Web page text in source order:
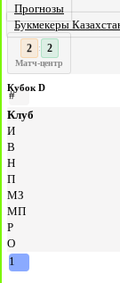
Прогнозы
Букмекеры
: 2
Матч-центр
Кубок D
#
Клуб
И
В
Н
П
МЗ
МП
Р
О
1